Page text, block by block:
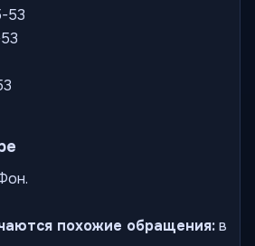
53
похожие обращения:в